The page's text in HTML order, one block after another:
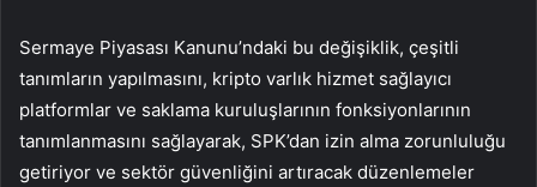
Sermaye Piyasası Kanunu’ndaki bu değişiklik, çeşitli
tanımların yapılmasını, kripto varlık hizmet sağlayıcı
platformlar ve saklama kuruluşlarının fonksiyonlarının
tanımlanmasını sağlayarak, SPK’dan izin alma zorunluluğu
getiriyor ve sektör güvenliğini artıracak düzenlemeler